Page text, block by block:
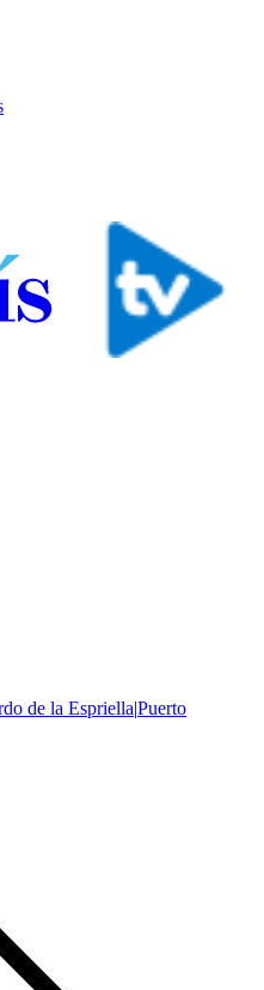
de la Espriella|Puerto